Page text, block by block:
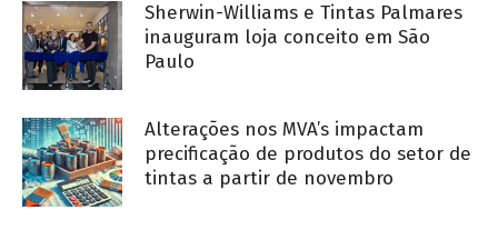
Sherwin-Williams e Tintas Palmares
inauguram loja conceito em São
Paulo
Alterações nos MVA’s impactam
precificação de produtos do setor de
tintas a partir de novembro